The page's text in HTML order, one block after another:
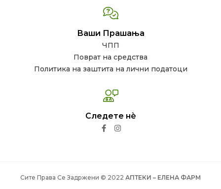
Ваши Прашања
ЧПП
Поврат на средства
Политика на заштита на лични податоци
Следете нѐ
Сите Права Се Задржени © 2022 АПТЕКИ – ЕЛЕНА ФАРМ